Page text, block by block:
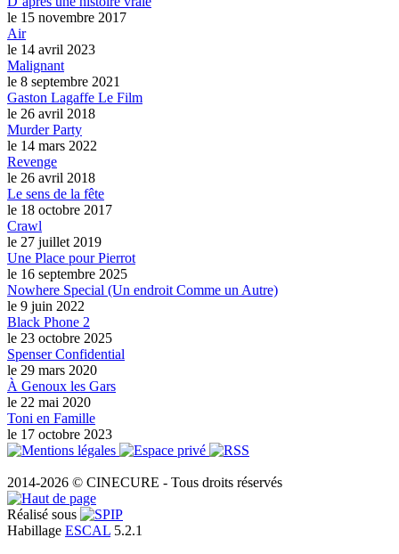
le 15 novembre 2017
Air
le 14 avril 2023
Malignant
le 8 septembre 2021
Gaston Lagaffe Le Film
le 26 avril 2018
Murder Party
le 14 mars 2022
Revenge
le 26 avril 2018
Le sens de la fête
le 18 octobre 2017
Crawl
le 27 juillet 2019
Une Place pour Pierrot
le 16 septembre 2025
Nowhere Special (Un endroit Comme un Autre)
le 9 juin 2022
Black Phone 2
le 23 octobre 2025
Spenser Confidential
le 29 mars 2020
À Genoux les Gars
le 22 mai 2020
Toni en Famille
le 17 octobre 2023
2014-2026 © CINECURE - Tous droits réservés
Réalisé sous
Habillage ESCAL 5.2.1